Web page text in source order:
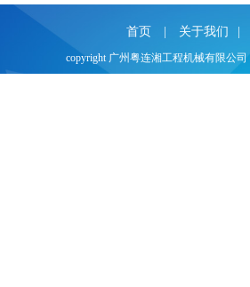
首页 关于我们
copyright 广州粤连湘工程机械有限公